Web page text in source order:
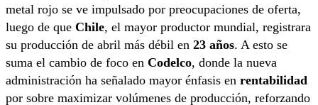
metal rojo se ve impulsado por preocupaciones de oferta,
luego de que Chile, el mayor productor mundial, registrara
su producción de abril más débil en 23 años. A esto se
suma el cambio de foco en Codelco, donde la nueva
administración ha señalado mayor énfasis en rentabilidad
por sobre maximizar volúmenes de producción, reforzando